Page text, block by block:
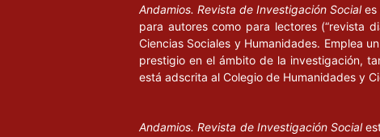
Andamios. Revista de Investigación Sociales
para autores como para lectores (“revista
Ciencias Sociales y Humanidades. Emplea
prestigio en el ámbito de la investigación,
está adscrita al Colegio de Humanidades y
Andamios. Revista de Investigación Social